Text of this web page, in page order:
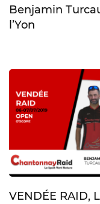
Benjamin
l’Yon
VENDÉE RAID,